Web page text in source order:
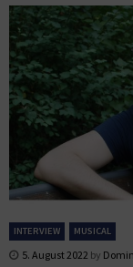
INTERVIEW MUSICAL
5. August 2022 by